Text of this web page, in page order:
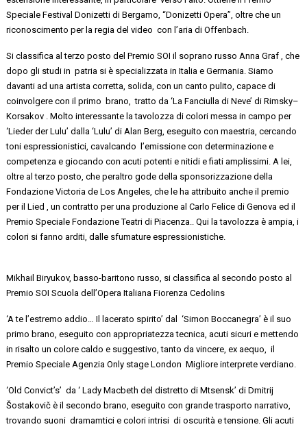
Speciale Festival Donizetti di Bergamo, “Donizetti Opera”, oltre che un
riconoscimento per la regia delvideo con l’aria di Offenbach.
Si classifica al terzo posto del Premio SOI il soprano russo AnnaGraf
che
dopo gli studi in patria si è specializzata in Italia e Germania . Siamo
davanti ad una artista corretta, solida, con un canto pulito, capace di
coinvolgere con ilprimo brano tratto da ‘La Fanciulla di Neve’ diRimsky–
Korsakov . Molto interessante la tavolozza di colori messa in campo per
‘Liederder Lulu’ dalla ‘Lulu’ di Alan Berg , eseguito con maestria, cercando
toni espressionistici,cavalcando l’emissione con determinazione e
competenza e giocando con acuti potenti e nitidi e fiati amplissimi. A lei,
oltre al terzo posto, che peraltro gode della sponsorizzazione della
Fondazione Victoria de Los Angeles, che le ha attribuito anche il premio
per ilLied
un contratto per una produzione al Carlo Felice di Genova ed il
Premio Speciale Fondazione Teatri di Piacenza.
. Qui la tavolozza è ampia, i
colori si fanno arditi, dalle sfumature espressionistiche.
Mikhail Biryukov, basso-baritono russo si classifica al secondo posto al
Premio SOI Scuola dell’OperaItaliana Fiorenza Cedolins
‘A te l’estremo addio… Il lacerato spirito’ dal ‘Simon Boccanegra’è il suo
primo brano, eseguito conappropriatezza tecnica, acuti sicuri e mettendo
in risalto uncolore caldoe suggestivo , tanto da vincere,ex aequo, il
Premio Speciale AgenziaOnly stage London Migliore interprete verdiano.
‘Old Convict’s’ da ‘ Lady Macbeth del distretto diMtsensk’ di Dmitrij
Šostakovič è il secondo brano, eseguito con grandetrasporto narrativo,
trovando suonidramamtici e colori intrisi di oscurità e tensione. Gli acuti